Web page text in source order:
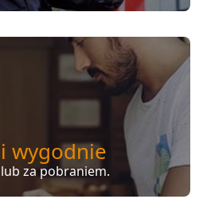
i wygodnie
za pobraniem.